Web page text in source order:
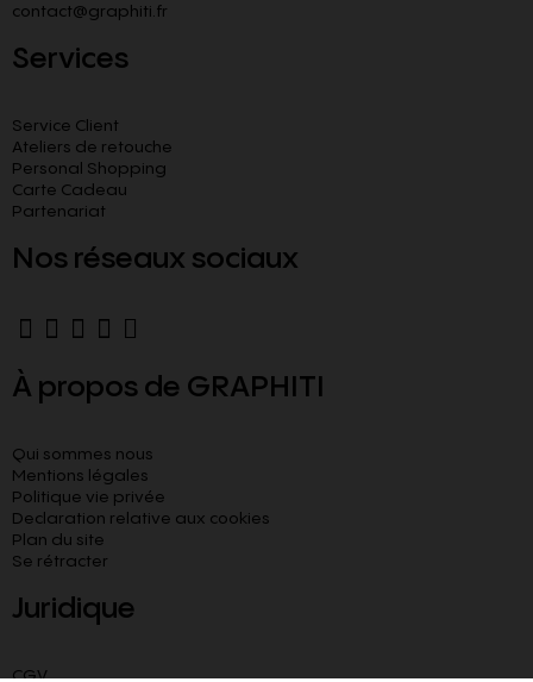
contact@graphiti.fr
Services
Service Client
Ateliers de retouche
Personal Shopping
Carte Cadeau
Partenariat
Nos réseaux sociaux
À propos de GRAPHITI
Qui sommes nous
Mentions légales
Politique vie privée
Declaration relative aux cookies​
Plan du site
Se rétracter
Juridique
CGV